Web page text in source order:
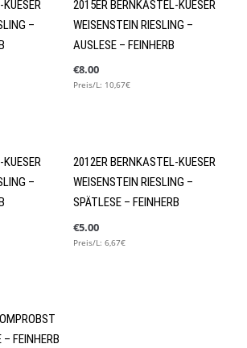
Weine
Weine
Weine
(3)
–
2015ER BERNKASTEL-KUESER
WEISENSTEIN RIESLING –
AUSLESE – FEINHERB
€8.00
Preis/L: 10,67€
–
2012ER BERNKASTEL-KUESER
WEISENSTEIN RIESLING –
SPÄTLESE – FEINHERB
€5.00
Preis/L: 6,67€
– FEINHERB